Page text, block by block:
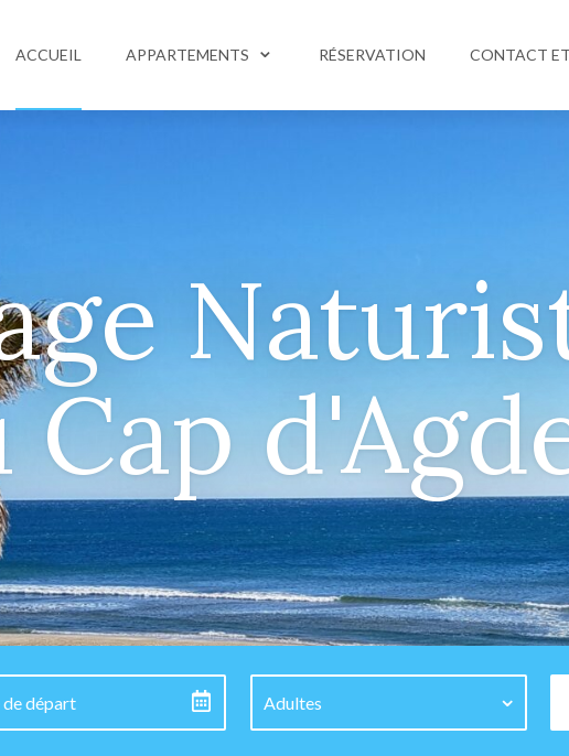
ACCUEIL APPARTEMENTS RÉSERVATION CONTACT
Soirées